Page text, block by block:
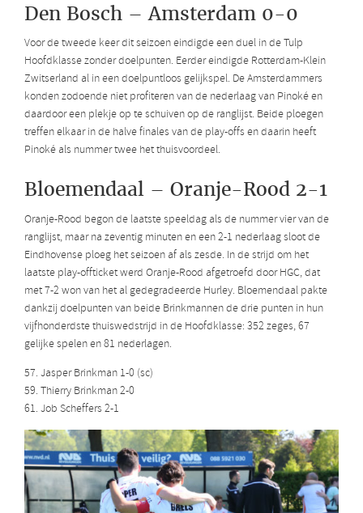
Den Bosch – Amsterdam 0-0
Voor de tweede keer dit seizoen eindigde een duel in de Tulp
Hoofdklasse zonder doelpunten. Eerder eindigde Rotterdam-Klein
Zwitserland al in een doelpuntloos gelijkspel. De Amsterdammers
konden zodoende niet profiteren van de nederlaag van Pinoké en
daardoor een plekje op te schuiven op de ranglijst. Beide ploegen
treffen elkaar in de halve finales van de play-offs en daarin heeft
Pinoké als nummer twee het thuisvoordeel.
Bloemendaal – Oranje-Rood 2-1
Oranje-Rood begon de laatste speeldag als de nummer vier van de
ranglijst, maar na zeventig minuten en een 2-1 nederlaag sloot de
Eindhovense ploeg het seizoen af als zesde. In de strijd om het
laatste play-offticket werd Oranje-Rood afgetroefd door HGC, dat
met 7-2 won van het al gedegradeerde Hurley. Bloemendaal pakte
dankzij doelpunten van beide Brinkmannen de drie punten in hun
vijfhonderdste thuiswedstrijd in de Hoofdklasse: 352 zeges, 67
gelijke spelen en 81 nederlagen.
57. Jasper Brinkman 1-0 (sc)
59. Thierry Brinkman 2-0
61. Job Scheffers 2-1